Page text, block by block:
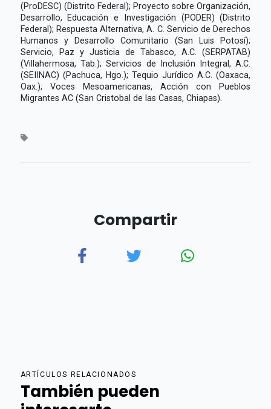
(ProDESC) (Distrito Federal); Proyecto sobre Organización,
Desarrollo, Educación e Investigación (PODER) (Distrito
Federal); Respuesta Alternativa, A. C. Servicio de Derechos
Humanos y Desarrollo Comunitario (San Luis Potosí);
Servicio, Paz y Justicia de Tabasco, A.C. (SERPATAB)
(Villahermosa, Tab.); Servicios de Inclusión Integral, A.C.
(SEIINAC) (Pachuca, Hgo.); Tequio Jurídico A.C. (Oaxaca,
Oax.); Voces Mesoamericanas, Acción con Pueblos
Migrantes AC (San Cristobal de las Casas, Chiapas).
Compartir
ARTÍCULOS RELACIONADOS
También pueden